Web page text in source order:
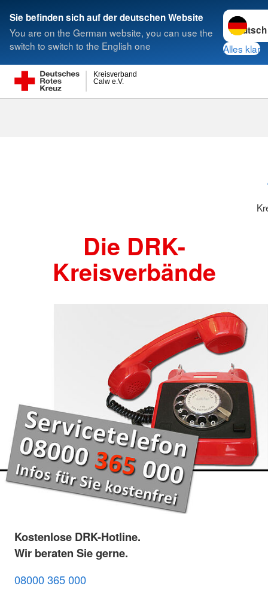
Sie befinden sich auf der deutschen Website
You are on the German website, you can use the
switch to switch to the English one
Sprache
Alles klar
Calw e.V.
Kreisverband
Suche
Die DRK-
Kreisverbände
Kostenlose DRK-Hotline.
Wir beraten Sie gerne.
08000 365 000